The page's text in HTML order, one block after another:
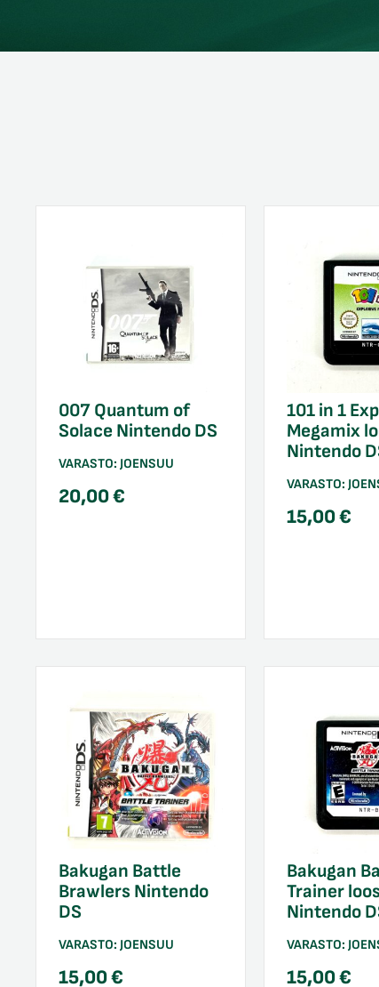
007 Quantum of
Solace Nintendo DS
VARASTO: JOENSUU
20,00€
101 in 1
Megamix
Nintendo
VARASTO:
15,00€
Bakugan Battle
Brawlers Nintendo
DS
VARASTO: JOENSUU
15,00€
Bakugan
Trainer
Nintendo
VARASTO:
15,00€